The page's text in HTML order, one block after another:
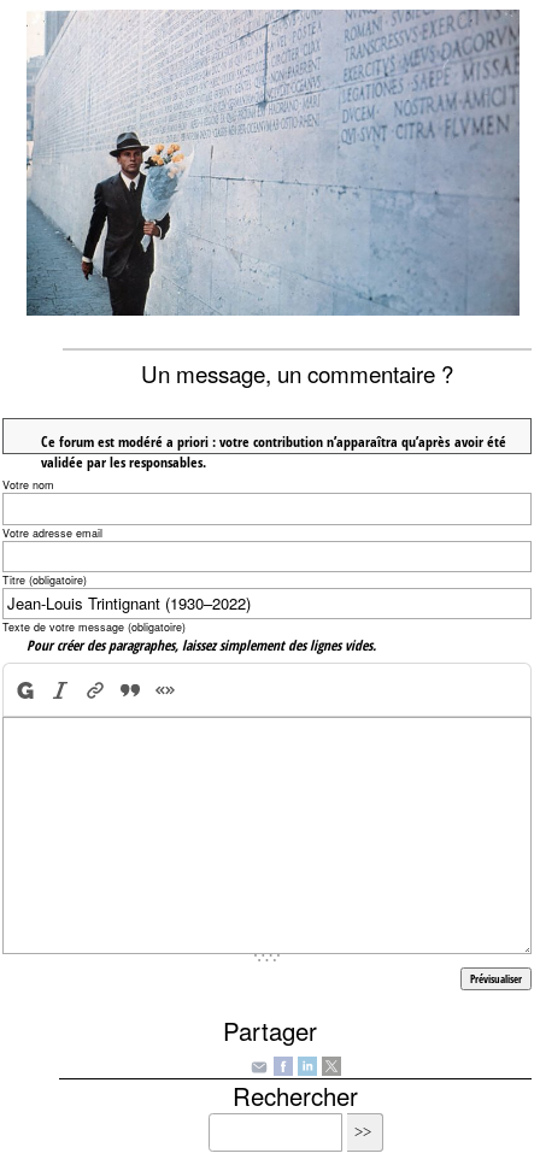
Un message, un commentaire ?
Ce forum est modéré a priori : votre contribution n’apparaîtra qu’après avoir été
validée par les responsables.
Votre nom
Votre adresse email
Titre (obligatoire)
Texte de votre message (obligatoire)
Pour créer des paragraphes, laissez simplement des lignes vides.
Partager
Rechercher